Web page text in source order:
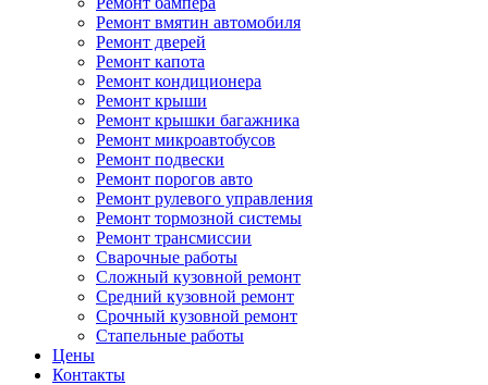
Ремонт вмятин автомобиля
Ремонт дверей
Ремонт капота
Ремонт кондиционера
Ремонт крыши
Ремонт крышки багажника
Ремонт микроавтобусов
Ремонт подвески
Ремонт порогов авто
Ремонт рулевого управления
Ремонт тормозной системы
Ремонт трансмиссии
Сварочные работы
Сложный кузовной ремонт
Средний кузовной ремонт
Срочный кузовной ремонт
Стапельные работы
Цены
Контакты